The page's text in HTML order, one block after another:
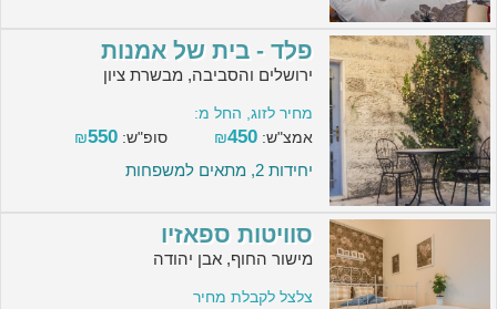
פלד - בית של אמנות
ירושלים והסביבה, מבשרת ציון
מחיר לזוג, החל מ:
אמצ"ש:
₪450 סופ"ש: ₪550
יחידות 2, מתאים למשפחות
סוויטות ספאזיו
מישור החוף, אבן יהודה
צלצל לקבלת מחיר